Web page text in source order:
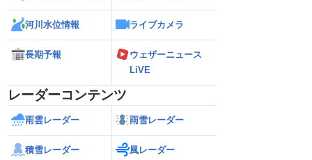
河川水位情報 ライブカメラ
長期予報
ウェザーニュース
LiVE
レーダーコンテンツ
雨雲レーダー 雨雪レーダー
積雪レーダー 風レーダー